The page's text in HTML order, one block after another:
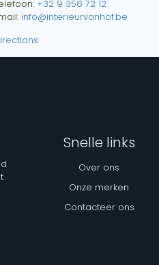
+32 9 356 72 12
info@interieurvanhof.be
Snelle links
Over ons
Onze merken
Contacteer ons